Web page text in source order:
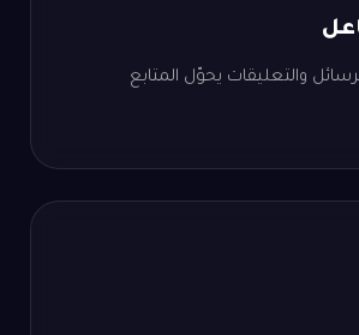
والتعليقات يحوّل المتابع